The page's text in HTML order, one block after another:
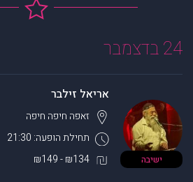
24 בדצמבר
ישיבה
אריאל זילבר
תחילת הופעה: 21:30
זאפה חיפה חיפה
₪134 - ₪149